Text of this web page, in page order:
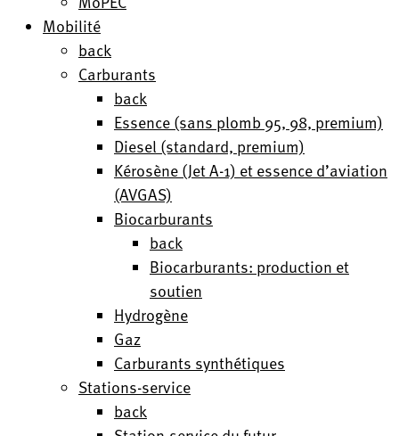
Mobilité
back
Carburants
back
Essence (sans plomb 95, 98, premium)
Diesel (standard, premium)
Kérosène (Jet A-1) et essence d’aviation
(AVGAS)
Biocarburants
back
Biocarburants: production et
soutien
Hydrogène
Gaz
Carburants synthétiques
Stations-service
back